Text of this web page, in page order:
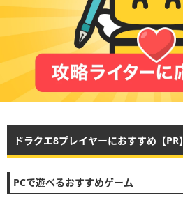
ドラクエ8プレイヤーにおすすめ【PR】
PCで遊べるおすすめゲーム